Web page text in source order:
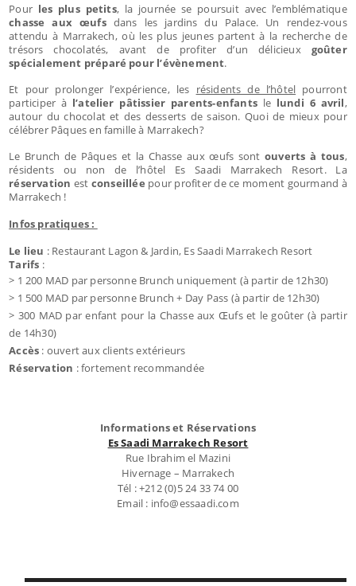
Pour les plus petits, la journée se poursuit avec l’emblématique
chasse aux œufsdans les jardins du Palace. Un rendez-vous
attendu à Marrakech, où les plus jeunes partent à la recherche de
trésors chocolatés, avant de profiter d’un délicieux goûter
spécialement préparé pour l’évènement.
Et pour prolonger l’expérience, les résidents de l’hôtel pourront
participer à l’atelier pâtissier parents-enfantsle lundi 6 avril,
autour du chocolat et des desserts de saison. Quoi de mieux pour
célébrer Pâques en famille à Marrakech?
Le Brunch de Pâques et la Chasse aux œufs sontouverts à tous,
résidents ou non de l’hôtel Es Saadi Marrakech Resort. La
réservation est conseillée pour profiter de ce moment gourmand à
Marrakech !
Infos pratiques :
Le lieu : Restaurant Lagon & Jardin, Es Saadi Marrakech Resort
Tarifs :
> 1 200 MAD par personne Brunch uniquement (à partir de 12h30)
> 1 500 MAD par personne Brunch + Day Pass (à partir de 12h30)
> 300 MAD par enfant pour la Chasse aux Œufs et le goûter (à partir
de 14h30)
Accès : ouvert aux clients extérieurs
Réservation : fortement recommandée
Informations et Réservations
Es Saadi Marrakech Resort
Rue Ibrahim el Mazini
Hivernage – Marrakech
Tél : +212 (0)5 24 33 74 00
Email : info@essaadi.com